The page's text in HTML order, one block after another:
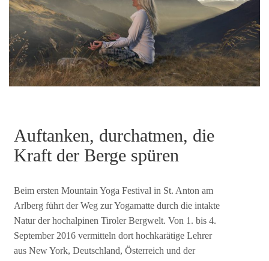
Auftanken, durchatmen, die
Kraft der Berge spüren
Beim ersten Mountain Yoga Festival in St. Anton am
Arlberg führt der Weg zur Yogamatte durch die intakte
Natur der hochalpinen Tiroler Bergwelt. Von 1. bis 4.
September 2016 vermitteln dort hochkarätige Lehrer
aus New York, Deutschland, Österreich und der